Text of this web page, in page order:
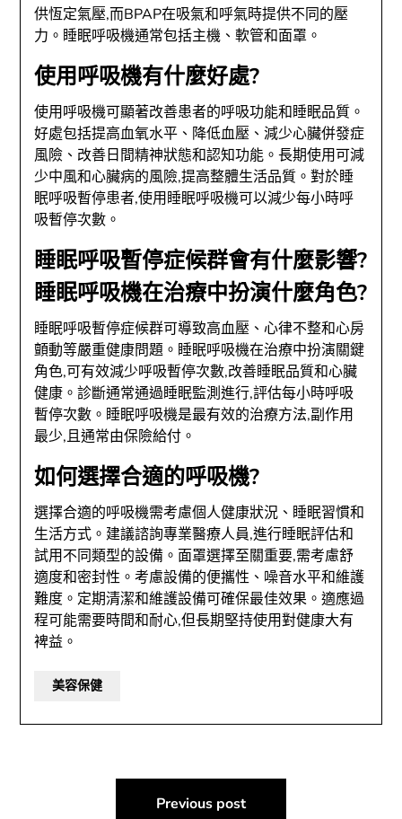
供恆定氣壓,而BPAP在吸氣和呼氣時提供不同的壓
力。睡眠呼吸機通常包括主機、軟管和面罩。
使用呼吸機有什麼好處?
使用呼吸機可顯著改善患者的呼吸功能和睡眠品質。
好處包括提高血氧水平、降低血壓、減少心臟併發症
風險、改善日間精神狀態和認知功能。長期使用可減
少中風和心臟病的風險,提高整體生活品質。對於睡
眠呼吸暫停患者,使用睡眠呼吸機可以減少每小時呼
吸暫停次數。
睡眠呼吸暫停症候群會有什麼影響?
睡眠呼吸機在治療中扮演什麼角色?
睡眠呼吸暫停症候群可導致高血壓、心律不整和心房
顫動等嚴重健康問題。睡眠呼吸機在治療中扮演關鍵
角色,可有效減少呼吸暫停次數,改善睡眠品質和心臟
健康。診斷通常通過睡眠監測進行,評估每小時呼吸
暫停次數。睡眠呼吸機是最有效的治療方法,副作用
最少,且通常由保險給付。
如何選擇合適的呼吸機?
選擇合適的呼吸機需考慮個人健康狀況、睡眠習慣和
生活方式。建議諮詢專業醫療人員,進行睡眠評估和
試用不同類型的設備。面罩選擇至關重要,需考慮舒
適度和密封性。考慮設備的便攜性、噪音水平和維護
難度。定期清潔和維護設備可確保最佳效果。適應過
程可能需要時間和耐心,但長期堅持使用對健康大有
裨益。
美容保健
Previous post